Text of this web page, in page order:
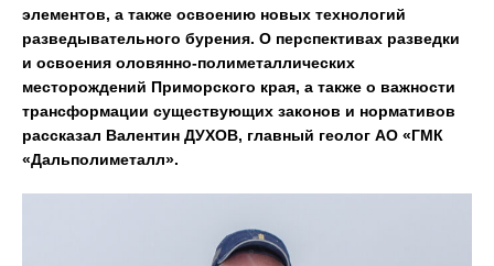
элементов, а также освоению новых технологий
разведывательного бурения. О перспективах разведки
и освоения оловянно-полиметаллических
месторождений Приморского края, а также о важности
трансформации существующих законов и нормативов
рассказал Валентин ДУХОВ, главный геолог АО «ГМК
«Дальполиметалл».